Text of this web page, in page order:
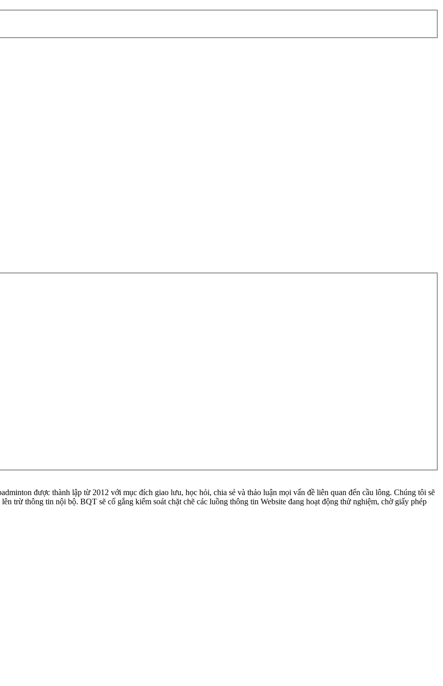
được thành lập từ 2012 với mục đích giao lưu, học hỏi, chia sẻ và thảo luận mọi vấn đề liên quan đến cầu lông. Chúng tôi sẽ
trừ thông tin nội bộ. BQT sẽ cố gắng kiểm soát chặt chẽ các luồng thông tin Website đang hoạt động thử nghiệm, chờ giấy phép